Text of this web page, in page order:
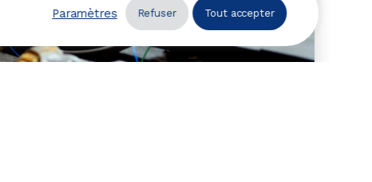
Paramètres Refuser Tout accepter